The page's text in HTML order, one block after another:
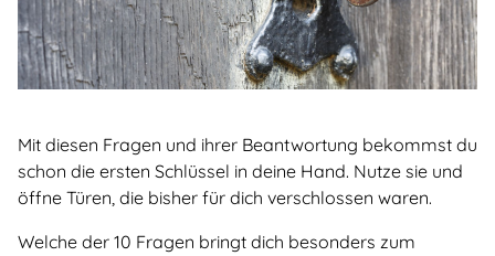
Mit diesen Fragen und ihrer Beantwortung bekommst du
schon die ersten Schlüssel in deine Hand. Nutze sie und
öffne Türen, die bisher für dich verschlossen waren.
Welche der 10 Fragen bringt dich besonders zum